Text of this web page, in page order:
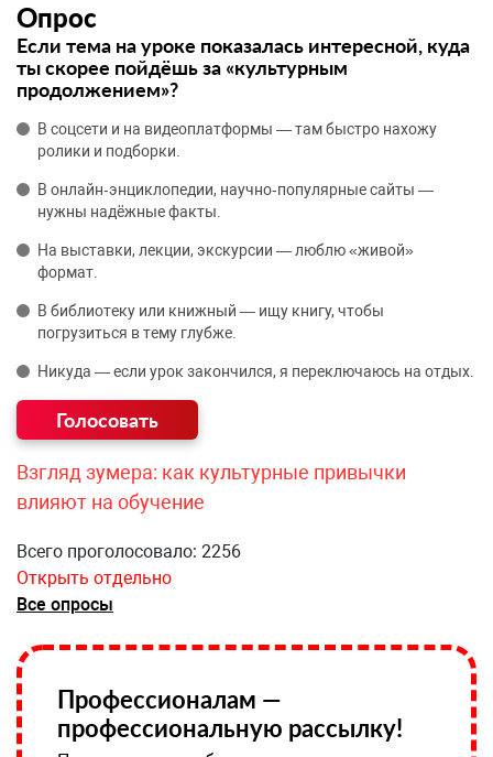
Опрос
Если тема на уроке показалась интересной, куда
ты скорее пойдёшь за «культурным
продолжением»?
В соцсети и на видеоплатформы — там быстро нахожу
ролики и подборки.
В онлайн‑энциклопедии, научно‑популярные сайты —
нужны надёжные факты.
На выставки, лекции, экскурсии — люблю «живой»
формат.
В библиотеку или книжный — ищу книгу, чтобы
погрузиться в тему глубже.
Никуда — если урок закончился, я переключаюсь на отдых.
Взгляд зумера: как культурные привычки
влияют на обучение
Всего проголосовало: 2256
Открыть отдельно
Все опросы
Профессионалам —
профессиональную рассылку!